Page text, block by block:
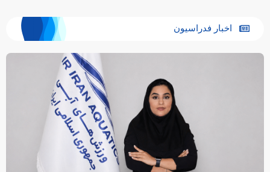
اخبار فدراسیون